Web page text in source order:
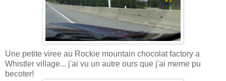
Une petite viree au Rockie mountain chocolat factory a
Whistler village... j'ai vu un autre ours que j'ai meme pu
becoter!